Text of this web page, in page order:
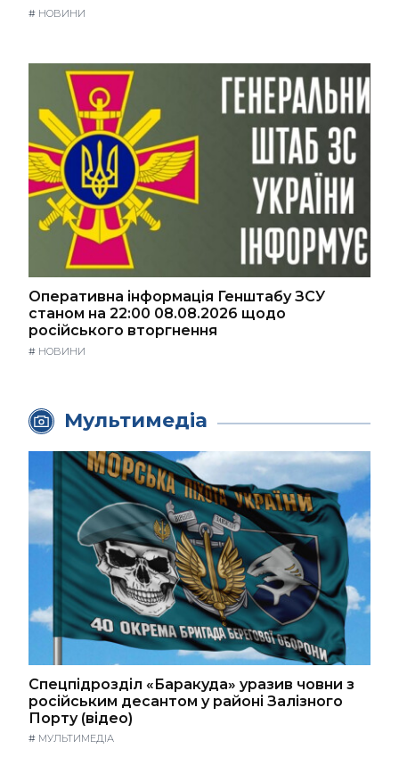
# НОВИНИ
Оперативна інформація Генштабу ЗСУ
станом на 22:00 08.08.2026 щодо
російського вторгнення
# НОВИНИ
Мультимедіа
Спецпідрозділ «Баракуда» уразив човни з
російським десантом у районі Залізного
Порту (відео)
# МУЛЬТИМЕДІА